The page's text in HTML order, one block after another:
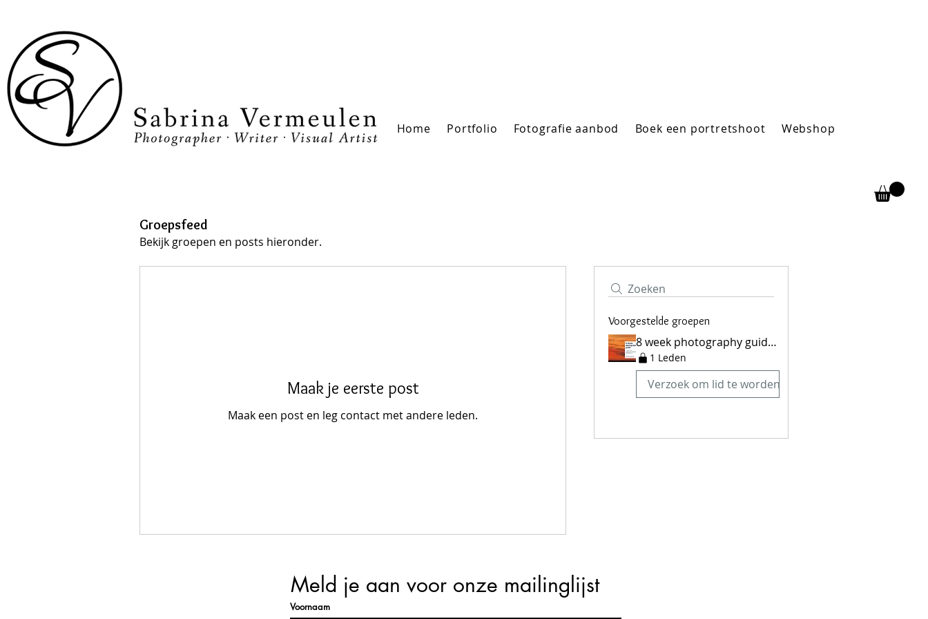
Home Portfolio Fotografie aanbod Boek een portretshoot Webshop
Groepsfeed
Bekijk groepen en posts hieronder.
Zoeken
Voorgestelde groepen
8 week photography guidance
1 Leden
Verzoek om lid te worden
Maak je eerste post
Maak een post en leg contact met andere leden.
Meld je aan voor onze mailinglijst
Voornaam